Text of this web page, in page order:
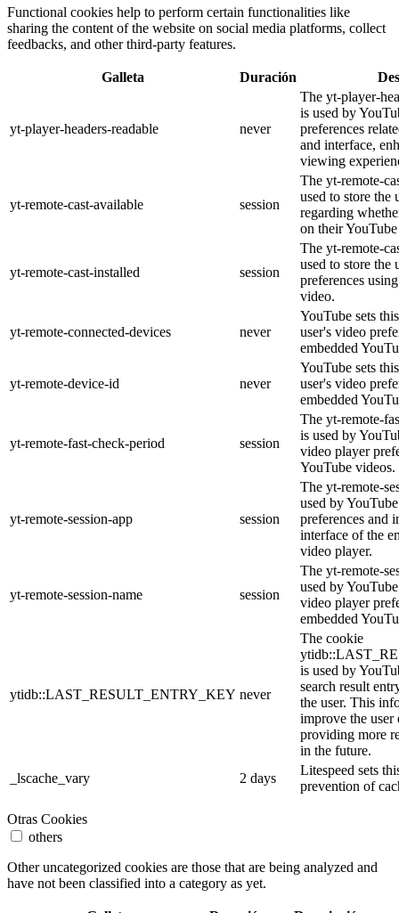
Functional cookies help to perform certain functionalities like
sharing the content of the website on social media platforms, collect
feedbacks, and other third-party features.
Galleta Duración
yt-player-headers-readable never
The yt-player-
is used by
preferences
and interface,
viewing
yt-remote-cast-available session
The yt-remote-
used to store the
regarding
on their
yt-remote-cast-installed session
The yt-remote-
used to store the
preferences
video.
yt-remote-connected-devices never
YouTube sets
user's video
embedded
yt-remote-device-id never
YouTube sets
user's video
embedded
yt-remote-fast-check-period session
The yt-remote-
is used by
video player
YouTube videos.
yt-remote-session-app session
The yt-remote-
used by
preferences and
interface of the
video player.
yt-remote-session-name session
The yt-remote-
used by
video player
embedded
ytidb::LAST_RESULT_ENTRY_KEY never
The cookie
is used by
search result
the user. This
improve the user
providing more
in the future.
_lscache_vary
2 days
Litespeed sets
prevention of
Otras Cookies
others
Other uncategorized cookies are those that are being analyzed and
have not been classified into a category as yet.